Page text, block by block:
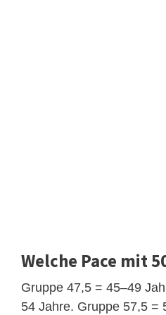
Welche Pace mit
Gruppe 47,5 = 45–49
54 Jahre. Gruppe 57,5 =